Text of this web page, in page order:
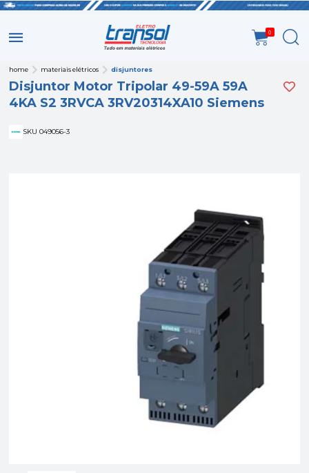
0
home materiais elétricos disjuntores
Disjuntor Motor Tripolar 49-59A 59A
4KA S2 3RVCA 3RV20314XA10 Siemens
SKU 049056-3